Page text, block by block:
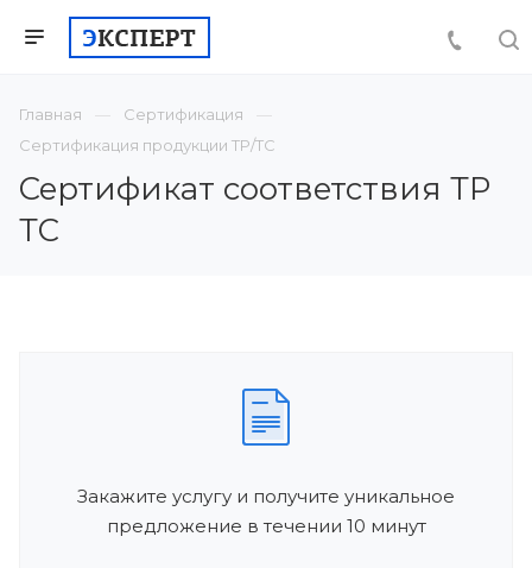
Главная
Сертификация
Сертификация продукции ТР/ТС
Сертификат соответствия ТР
ТС
Закажите услугу и получите уникальное
предложение в течении 10 минут